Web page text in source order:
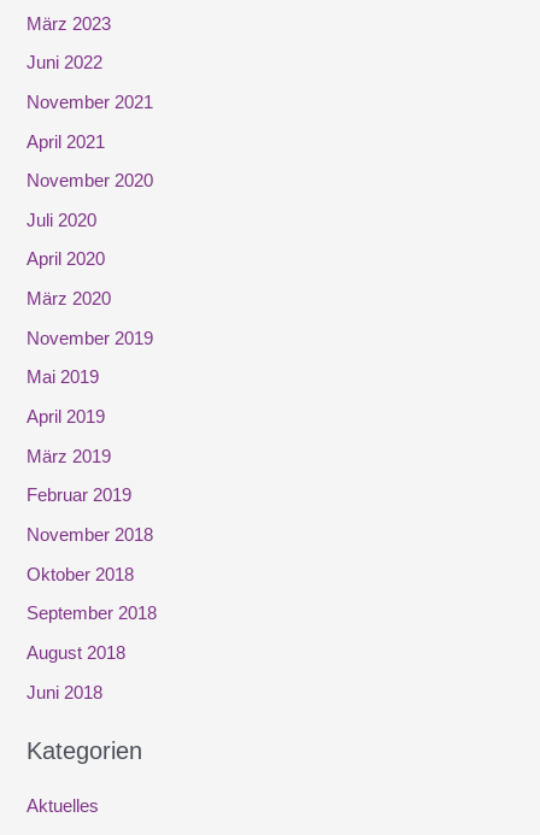
März 2023
Juni 2022
November 2021
April 2021
November 2020
Juli 2020
April 2020
März 2020
November 2019
Mai 2019
April 2019
März 2019
Februar 2019
November 2018
Oktober 2018
September 2018
August 2018
Juni 2018
Kategorien
Aktuelles